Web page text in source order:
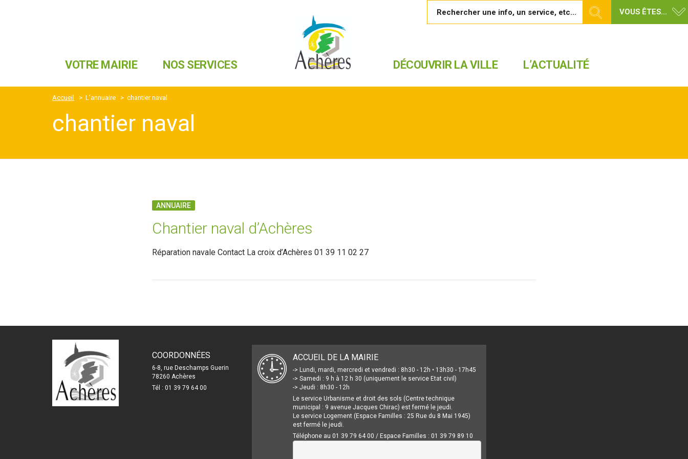
VOUS ÊTES...
VOTRE MAIRIE NOS SERVICES DÉCOUVRIR LA VILLE L’ACTUALITÉ
Accueil > L’annuaire > chantier naval
chantier naval
ANNUAIRE
Chantier naval d’Achères
Réparation navale Contact La croix d’Achères 01 39 11 02 27
COORDONNÉES
6-8, rue Deschamps Guerin
78260 Achères
Tél : 01 39 79 64 00
ACCUEIL DE LA MAIRIE
-> Lundi, mardi, mercredi et vendredi : 8h30 - 12h • 13h30 - 17h45
-> Samedi : 9 h à 12 h 30 (uniquement le service Etat civil)
-> Jeudi : 8h30 - 12h
Le service Urbanisme et droit des sols (Centre technique
municipal : 9 avenue Jacques Chirac) est fermé le jeudi.
Le service Logement (Espace Familles : 25 Rue du 8 Mai 1945)
est fermé le jeudi.
Téléphone au 01 39 79 64 00 / Espace Familles : 01 39 79 89 10